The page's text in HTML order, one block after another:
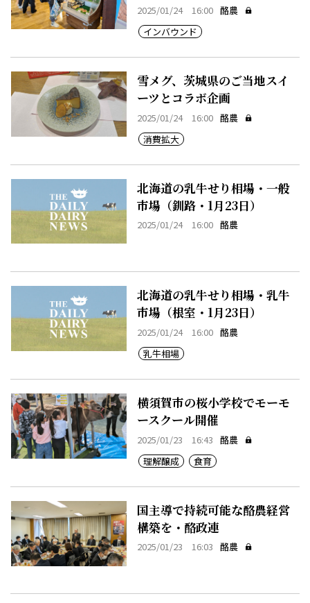
2025/01/24 16:00 酪農
インバウンド
雪メグ、茨城県のご当地スイ
ーツとコラボ企画
2025/01/24 16:00 酪農
消費拡大
北海道の乳牛せり相場・一般
市場（釧路・1月23日）
2025/01/24 16:00 酪農
北海道の乳牛せり相場・乳牛
市場（根室・1月23日）
2025/01/24 16:00 酪農
乳牛相場
横須賀市の桜小学校でモーモ
ースクール開催
2025/01/23 16:43 酪農
理解醸成
食育
国主導で持続可能な酪農経営
構築を・酪政連
2025/01/23 16:03 酪農